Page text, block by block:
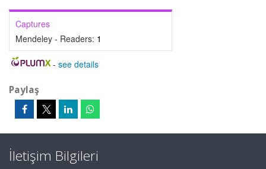
Captures
Mendeley - Readers: 1
- see details
Paylaş
İletişim Bilgileri